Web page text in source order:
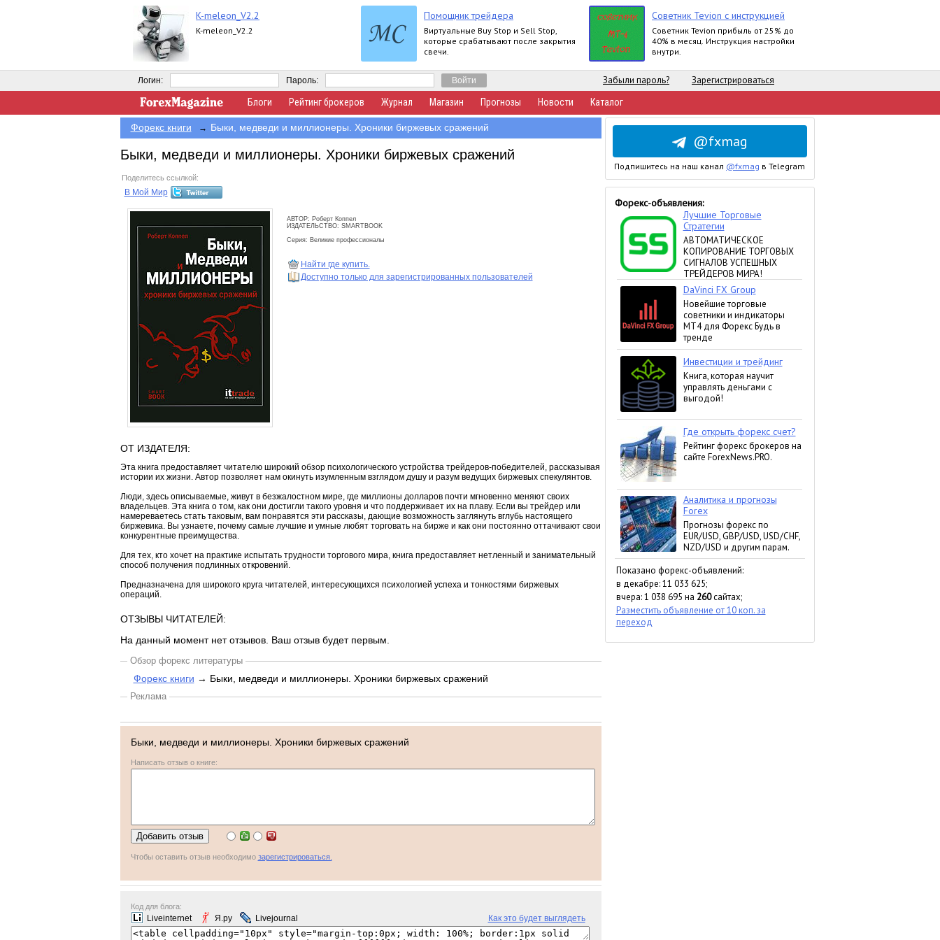
K-meleon_V2.2
K-meleon_V2.2
Помощник трейдера
Виртуальные Buy Stop и Sell Stop,
которые срабатывают после закрытия
свечи.
Советник Tevion с инструкцией
Cоветник Tevion прибыль от 25% до
40% в месяц. Инструкция настройки
внутри.
Логин: Пароль: Забыли пароль? Зарегистрироваться
Блоги Рейтинг брокеров Журнал Магазин Прогнозы Новости Каталог
Форекс книги → Быки, медведи и миллионеры. Хроники биржевых сражений
Быки, медведи и миллионеры. Хроники биржевых сражений
Поделитесь ссылкой:
В Мой Мир
АВТОР: Роберт Коппел
ИЗДАТЕЛЬСТВО: SMARTBOOK
Серия: Великие профессионалы
Найти где купить.
Доступно только для зарегистрированных пользователей
ОТ ИЗДАТЕЛЯ:
Эта книга предоставляет читателю широкий обзор психологического устройства трейдеров-победителей, рассказывая
истории их жизни. Автор позволяет нам окинуть изумленным взглядом душу и разум ведущих биржевых спекулянтов.
Люди, здесь описываемые, живут в безжалостном мире, где миллионы долларов почти мгновенно меняют своих
владельцев. Эта книга о том, как они достигли такого уровня и что поддерживает их на плаву. Если вы трейдер или
намереваетесь стать таковым, вам понравятся эти рассказы, дающие возможность заглянуть вглубь настоящего
биржевика. Вы узнаете, почему самые лучшие и умные любят торговать на бирже и как они постоянно оттачивают свои
конкурентные преимущества.
Для тех, кто хочет на практике испытать трудности торгового мира, книга предоставляет нетленный и занимательный
способ получения подлинных откровений.
Предназначена для широкого круга читателей, интересующихся психологией успеха и тонкостями биржевых
операций.
ОТЗЫВЫ ЧИТАТЕЛЕЙ:
На данный момент нет отзывов. Ваш отзыв будет первым.
Обзор форекс литературы
Форекс книги → Быки, медведи и миллионеры. Хроники биржевых сражений
Реклама
Быки, медведи и миллионеры. Хроники биржевых сражений
Написать отзыв о книге:
Чтобы оставить отзыв необходимо зарегистрироваться.
Код для блога:
Liveinternet Я.ру Livejournal Как это будет выглядеть
@fxmag
Подпишитесь на наш канал @fxmag в Telegram
Форекс-объявления:
Показано форекс-объявлений:
в декабре: 11 033 625;
вчера: 1 038 695 на 260сайтах;
Разместить объявление от 10 коп. за
переход